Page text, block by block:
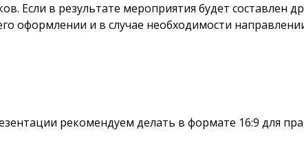
Если в результате мероприятия будет
оформлении и в случае необходимости
рекомендуем делать в формате 16:9 для